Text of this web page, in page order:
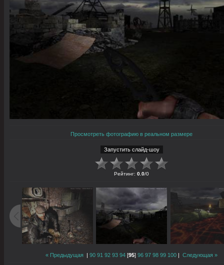
Просмотреть фотографию в реальном размере
Рейтинг: 0.0/0
« Предыдущая |90 91 92 93 94 [95]96 97 98 99 100 |Следующая »